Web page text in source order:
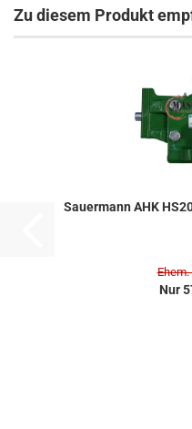
Zu diesem Produkt
Sauer­mann AHK
Ehem.
Nur